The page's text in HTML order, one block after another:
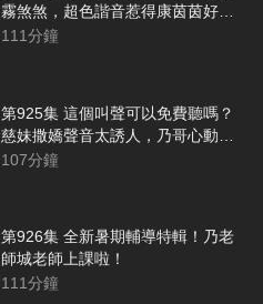
霧煞煞，超色諧音惹得康茵茵好興
奮？
111分鐘
第925集 這個叫聲可以免費聽嗎？
慈妹撒嬌聲音太誘人，乃哥心動酥
麻無法招架！
107分鐘
第926集 全新暑期輔導特輯！乃老
師城老師上課啦！
111分鐘